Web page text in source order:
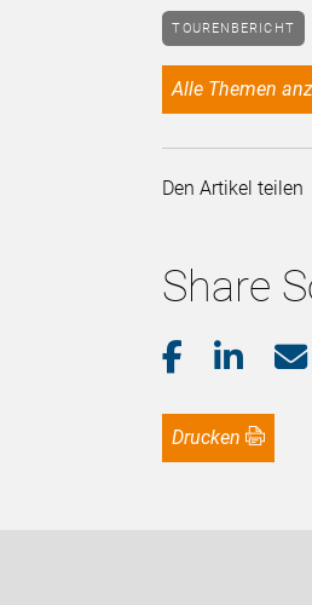
TOURENBERICHT
alle Themen
Den Artikel teilen
Share
Drucken